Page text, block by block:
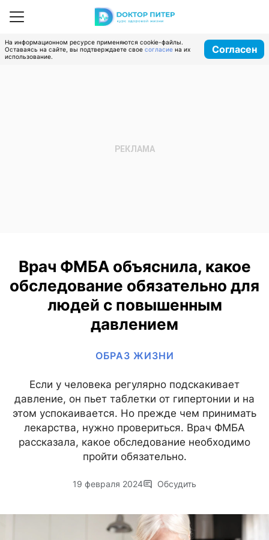
На информационном ресурсе применяются cookie-файлы.
Оставаясь на сайте, вы подтверждаете свое согласие на их
использование.
Согласен
Врач ФМБА объяснила, какое
обследование обязательно для
людей с повышенным
давлением
ОБРАЗ ЖИЗНИ
Если у человека регулярно подскакивает
давление, он пьет таблетки от гипертонии и на
этом успокаивается. Но прежде чем принимать
лекарства, нужно провериться. Врач ФМБА
рассказала, какое обследование необходимо
пройти обязательно.
19 февраля 2024 Обсудить